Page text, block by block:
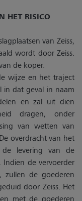
HET RISICO
van Zeiss,
wordt door Zeiss.
de koper.
wijze en het traject
in dat geval in naam
en zal uit dien
dragen, onder
van wetten van
overdracht van het
levering van de
Indien de vervoerder
zullen de goederen
door Zeiss. Het
met de goederen